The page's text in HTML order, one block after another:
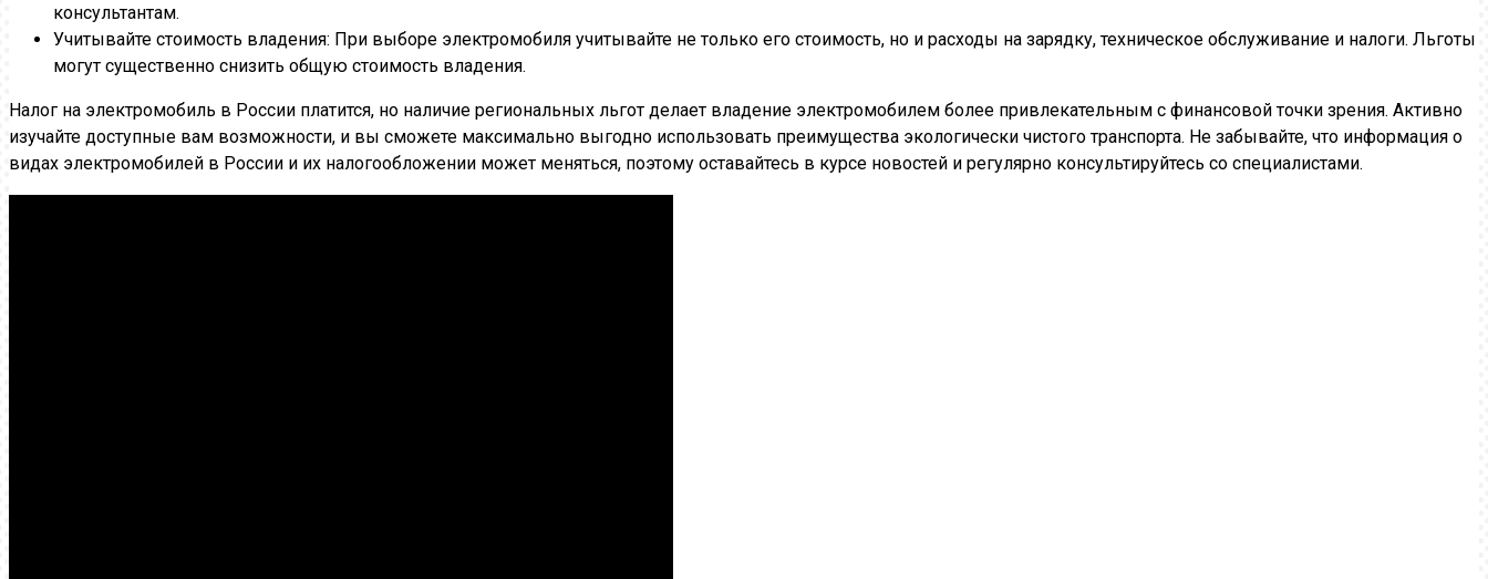
консультантам.
Учитывайте стоимость владения: При выборе электромобиля учитывайте не только его стоимость, но и расходы на зарядку, техническое обслуживание и налоги. Льготы
могут существенно снизить общую стоимость владения.
Налог на электромобиль в России платится, но наличие региональных льгот делает владение электромобилем более привлекательным с финансовой точки зрения. Активно
изучайте доступные вам возможности, и вы сможете максимально выгодно использовать преимущества экологически чистого транспорта. Не забывайте, что информация о
видах электромобилей в России и их налогообложении может меняться, поэтому оставайтесь в курсе новостей и регулярно консультируйтесь со специалистами.